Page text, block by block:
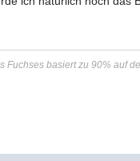
Fuchses basiert zu 90% auf